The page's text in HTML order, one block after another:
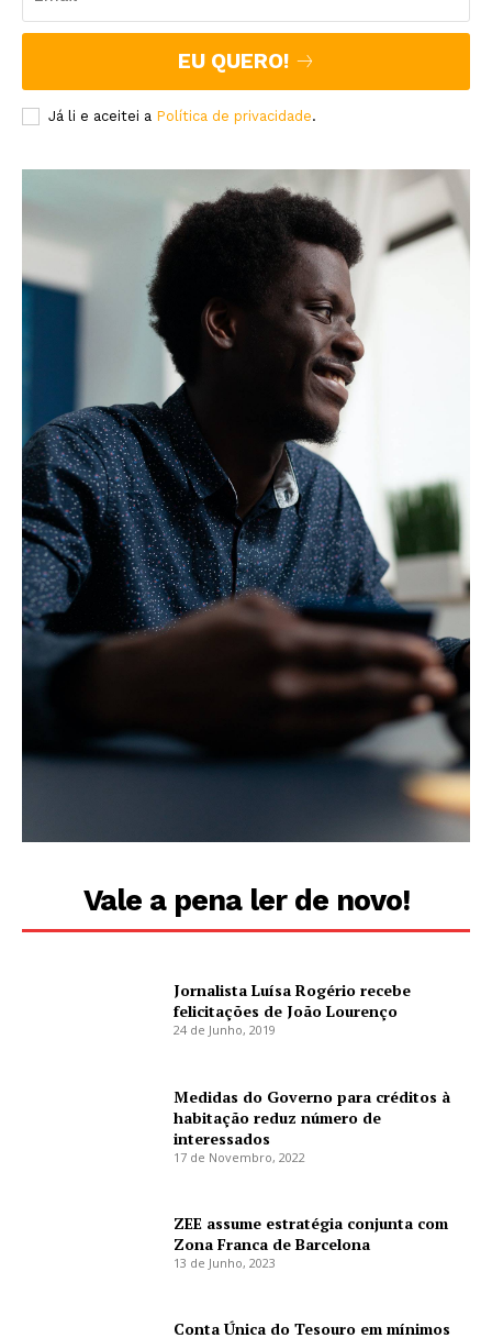
EU QUERO!
Já li e aceitei a Política de privacidade.
Vale a pena ler de novo!
Jornalista Luísa Rogério recebe
felicitações de João Lourenço
24 de Junho, 2019
Medidas do Governo para créditos à
habitação reduz número de
interessados
17 de Novembro, 2022
ZEE assume estratégia conjunta com
Zona Franca de Barcelona
13 de Junho, 2023
Conta Única do Tesouro em mínimos